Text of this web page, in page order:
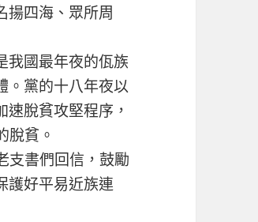
揚四海、眾所周
國最年夜的佤族
。黨的十八年夜以
脫貧攻堅程序，
脫貧。
書們回信，鼓勵
護好平易近族連